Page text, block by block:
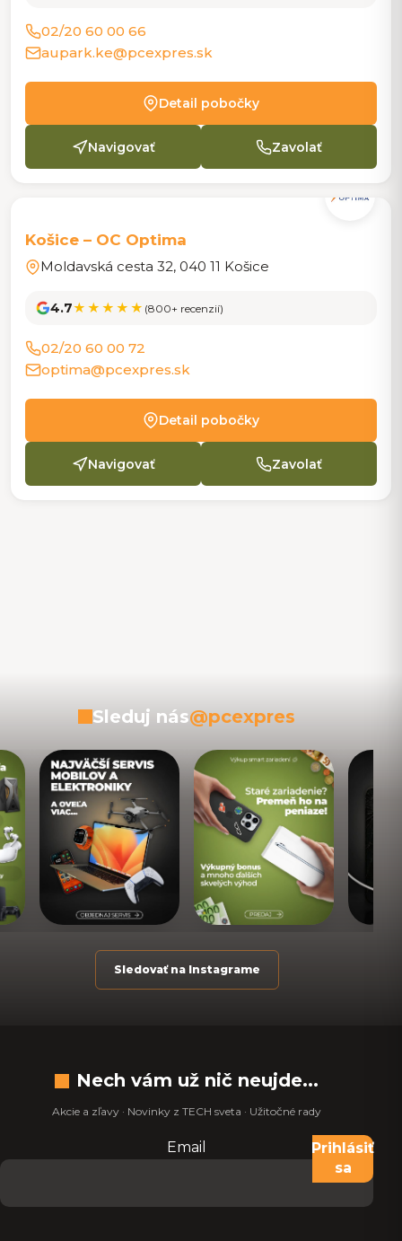
02/20 60 00 66
aupark.ke@pcexpres.sk
Detail pobočky
Navigovať Zavolať
Košice – OC Optima
Moldavská cesta 32, 040 11 Košice
4.7★★★★★ (800+ recenzií)
02/20 60 00 72
optima@pcexpres.sk
Detail pobočky
Navigovať Zavolať
Sleduj nás@pcexpres
Sledovať na Instagrame
Nech vám už nič neujde...
Akcie a zľavy · Novinky z TECH sveta · Užitočné rady
Nevypĺňajte toto pole:
Email
Prihlásiť
sa